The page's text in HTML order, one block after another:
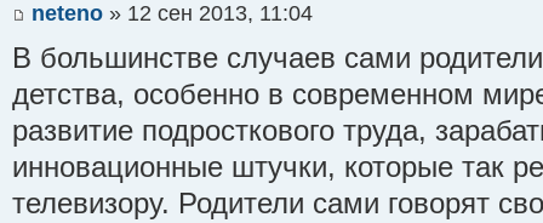
neteno » 12 сен 2013, 11:04
В большинстве случаев сами
детства, особенно в современном
развитие подросткового труда,
инновационные штучки, которые так
телевизору. Родители сами говорят